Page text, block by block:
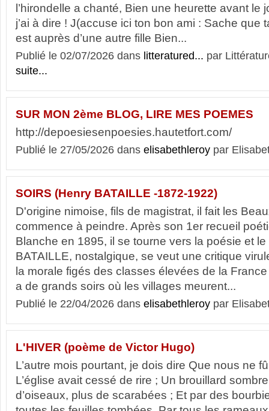
l’hirondelle a chanté, Bien une heurette avant le
j’ai à dire ! J(accuse ici ton bon ami : Sache que
est auprès d’une autre fille Bien...
Publié le 02/07/2026 dans litteratured... par
suite...
SUR MON 2ème BLOG, LIRE MES POEMES
http://depoesiesenpoesies.hautetfort.com/
Publié le 27/05/2026 dans elisabethleroy par
SOIRS (Henry BATAILLE -1872-1922)
D'origine nimoise, fils de magistrat, il fait les
commence à peindre. Après son 1er recueil
Blanche en 1895, il se tourne vers la poésie et
BATAILLE, nostalgique, se veut une critique
la morale figés des classes élevées de la
a de grands soirs où les villages meurent...
Publié le 22/04/2026 dans elisabethleroy par
L'HIVER (poème de Victor Hugo)
L’autre mois pourtant, je dois dire Que nous ne
L’église avait cessé de rire ; Un brouillard
d’oiseaux, plus de scarabées ; Et par des